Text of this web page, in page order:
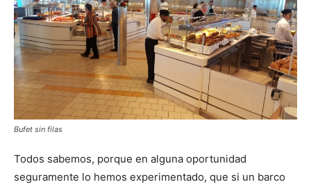
Bufet sin filas
Todos sabemos, porque en alguna oportunidad
seguramente lo hemos experimentado, que si un barco